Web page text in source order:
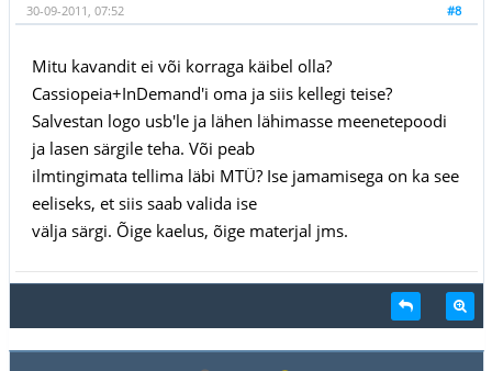
#8
30-09-2011, 07:52
Mitu kavandit ei või korraga käibel olla?
Cassiopeia+InDemand'i oma ja siis kellegi teise?
Salvestan logo usb'le ja lähen lähimasse meenetepoodi
ja lasen särgile teha. Või peab
ilmtingimata tellima läbi MTÜ? Ise jamamisega on ka see
eeliseks, et siis saab valida ise
välja särgi. Õige kaelus, õige materjal jms.